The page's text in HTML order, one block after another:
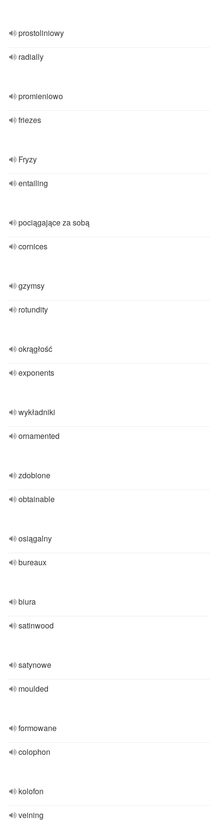
prostoliniowy
radially
promieniowo
friezes
Fryzy
entailing
pociągające za sobą
cornices
gzymsy
rotundity
okrągłość
exponents
wykładniki
ornamented
zdobione
obtainable
osiągalny
bureaux
biura
satinwood
satynowe
moulded
formowane
colophon
kolofon
veining